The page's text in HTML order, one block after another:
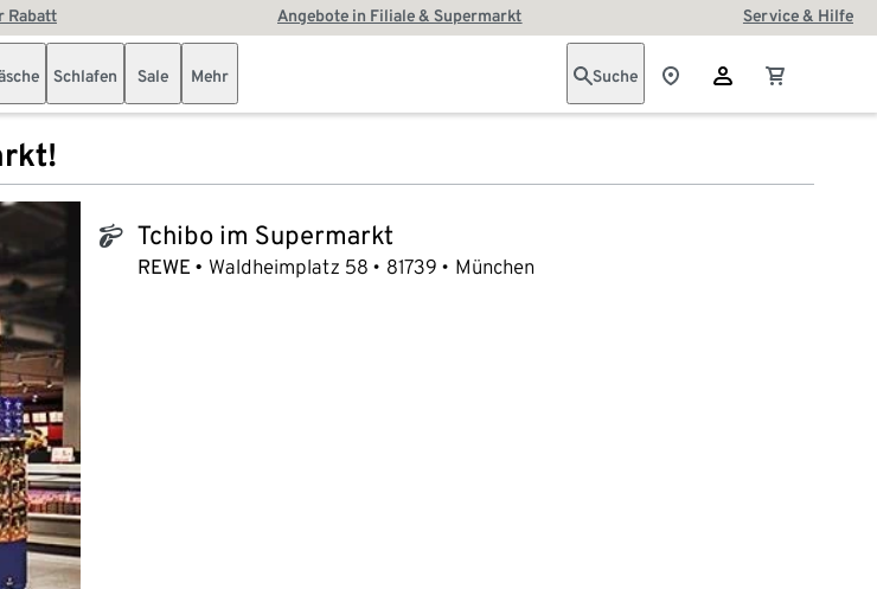
Rabatt Angebote in Filiale & Supermarkt Service & Hilfe
Schlafen Sale Mehr Suche
tchibo_logo Tchibo im Supermarkt
REWE Waldheimplatz 58 81739 München